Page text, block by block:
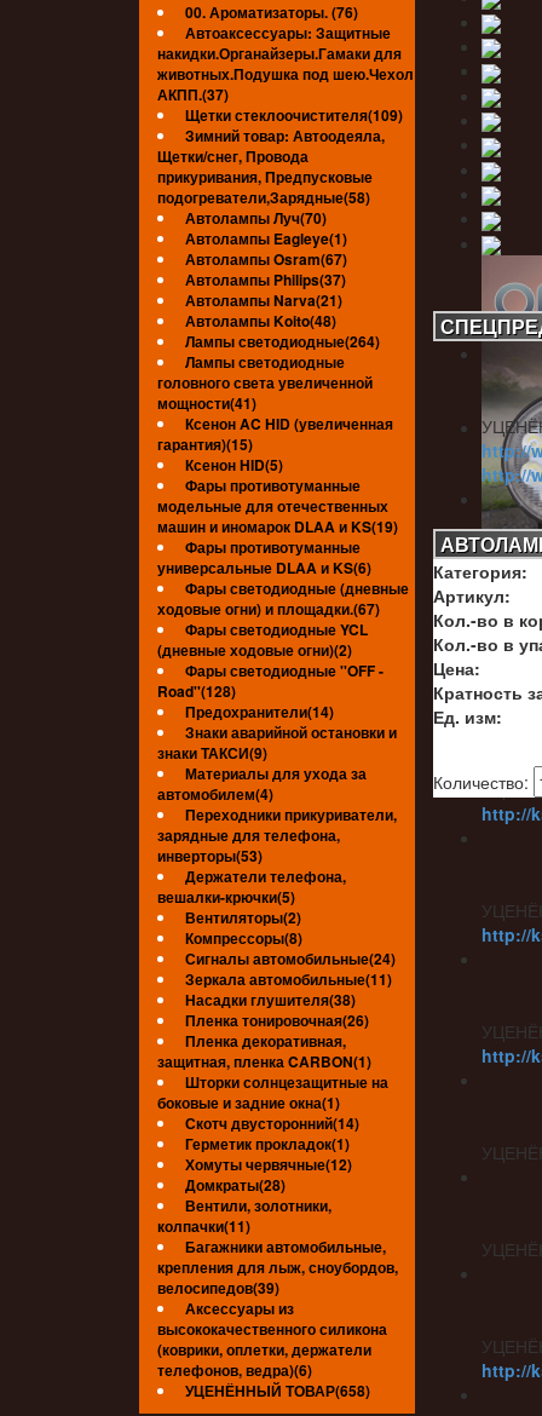
00. Ароматизаторы. (76)
Автоаксессуары: Защитные
накидки.Органайзеры.Гамаки для
животных.Подушка под шею.Чехол
АКПП.(37)
Щетки стеклоочистителя(109)
Зимний товар: Автоодеяла,
Щетки/снег, Провода
прикуривания, Предпусковые
подогреватели,Зарядные(58)
Автолампы Луч(70)
Автолампы Eagleye(1)
Автолампы Osram(67)
Автолампы Philips(37)
Автолампы Narva(21)
Автолампы Koito(48)
Лампы светодиодные(264)
Лампы светодиодные
головного света увеличенной
мощности(41)
Ксенон AC HID (увеличенная
гарантия)(15)
Ксенон HID(5)
Фары противотуманные
модельные для отечественных
машин и иномарок DLAA и KS(19)
Фары противотуманные
универсальные DLAA и KS(6)
Фары светодиодные (дневные
ходовые огни) и площадки.(67)
Фары светодиодные YCL
(дневные ходовые огни)(2)
Фары светодиодные ''OFF -
Road''(128)
Предохранители(14)
Знаки аварийной остановки и
знаки ТАКСИ(9)
Материалы для ухода за
автомобилем(4)
Переходники прикуриватели,
зарядные для телефона,
инверторы(53)
Держатели телефона,
вешалки-крючки(5)
Вентиляторы(2)
Компрессоры(8)
Сигналы автомобильные(24)
Зеркала автомобильные(11)
Насадки глушителя(38)
Пленка тонировочная(26)
Пленка декоративная,
защитная, пленка CARBON(1)
Шторки солнцезащитные на
боковые и задние окна(1)
Скотч двусторонний(14)
Герметик прокладок(1)
Хомуты червячные(12)
Домкраты(28)
Вентили, золотники,
колпачки(11)
Багажники автомобильные,
крепления для лыж, сноубордов,
велосипедов(39)
Аксессуары из
высококачественного силикона
(коврики, оплетки, держатели
телефонов, ведра)(6)
УЦЕНЁННЫЙ ТОВАР(658)
http://
http://
http://
http://
http://
http://
http://
Категория:
Артикул:
Кол.-во в
Кол.-во в
Цена:
Кратность
Ед. изм:
Количество: